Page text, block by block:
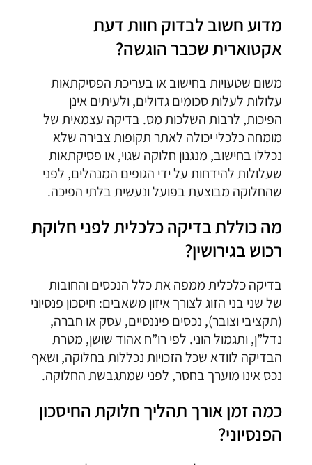
מדוע חשוב לבדוק חוות דעת
אקטוארית שכבר הוגשה?
משום שטעויות בחישוב או בעריכת הפסיקתאות
עלולות לעלות סכומים גדולים, ולעיתים אינן
הפיכות, לרבות השלכות מס. בדיקה עצמאית של
מומחה כלכלי יכולה לאתר תקופות צבירה שלא
נכללו בחישוב, מנגנון חלוקה שגוי, או פסיקתאות
שעלולות להידחות על ידי הגופים המנהלים, לפני
שהחלוקה מבוצעת בפועל ונעשית בלתי הפיכה.
מה כוללת בדיקה כלכלית לפני חלוקת
רכוש בגירושין?
בדיקה כלכלית ממפה את כלל הנכסים והחובות
של שני בני הזוג לצורך איזון משאבים: חיסכון פנסיוני
(תקציבי וצובר), נכסים פיננסיים, עסק או חברה,
נדל”ן, ותגמול הוני. לפי רו”ח אהוד שושן, מטרת
הבדיקה לוודא שכל הזכויות נכללות בחלוקה, ושאף
נכס אינו מוערך בחסר, לפני שמתגבשת החלוקה.
כמה זמן אורך תהליך חלוקת החיסכון
הפנסיוני?